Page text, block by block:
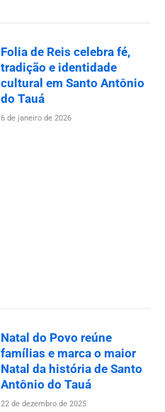
Folia de Reis celebra fé,
tradição e identidade
cultural em Santo Antônio
do Tauá
6 de janeiro de 2026
Natal do Povo reúne
famílias e marca o maior
Natal da história de Santo
Antônio do Tauá
22 de dezembro de 2025